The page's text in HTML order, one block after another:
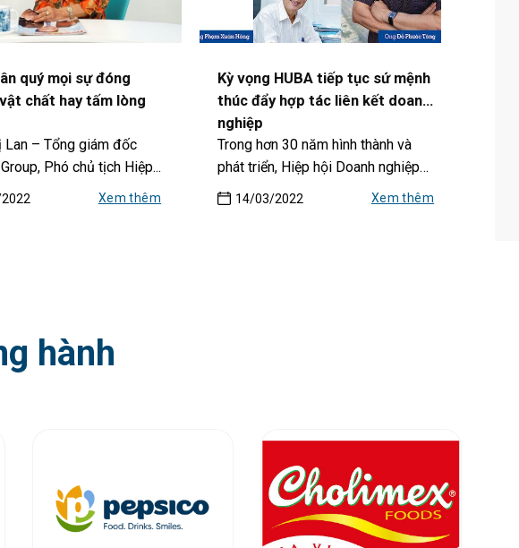
quý mọi sự đóng
chất hay tấm lòng
Lan – Tổng giám đốc
Phó chủ tịch Hiệp...
Xem thêm
Kỳ vọng HUBA tiếp tục sứ mệnh
thúc đẩy hợp tác liên kết doanh
nghiệp
14/03/2022
Trong hơn 30 năm hình thành và
phát triển, Hiệp hội Doanh nghiệp
TP.HCM (HUBA)...
Xem thêm
hành